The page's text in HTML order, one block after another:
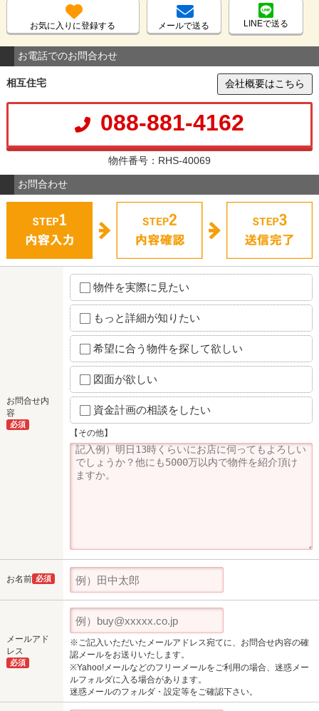
お気に入りに登録する メールで送る LINEで送る
お電話でのお問合わせ
相互住宅 会社概要はこちら
088-881-4162
物件番号：RHS-40069
お問合わせ
お問合せ内
容
必須
物件を実際に見たい
もっと詳細が知りたい
希望に合う物件を探して欲しい
図面が欲しい
資金計画の相談をしたい
【その他】
お名前 必須
メールアド
レス
必須
※ご記入いただいたメールアドレス宛てに、お問合せ内容の確
認メールをお送りいたします。
※Yahoo!メールなどのフリーメールをご利用の場合、迷惑メー
ルフォルダに入る場合があります。
迷惑メールのフォルダ・設定等をご確認下さい。